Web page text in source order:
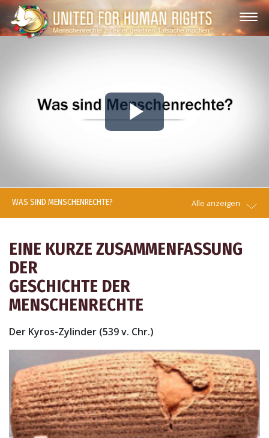
Play
Video
WAS SIND MENSCHENRECHTE? Alle anzeigen
EINE KURZE ZUSAMMENFASSUNG
DER
GESCHICHTE DER
MENSCHENRECHTE
Der Kyros-Zylinder (539 v. Chr.)